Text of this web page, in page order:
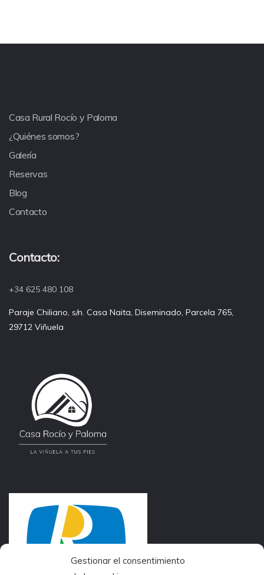
Gestionar el consentimiento
Casa Rural Rocío y Paloma
¿Quiénes somos?
Galería
Reservas
Blog
Contacto
Contacto:
+34 625 480 108
Paraje Chiliano, s/n. Casa Naita, Diseminado, Parcela 765,
29712 Viñuela